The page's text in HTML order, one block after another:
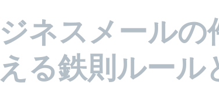
ネスメールの
る鉄則ルール